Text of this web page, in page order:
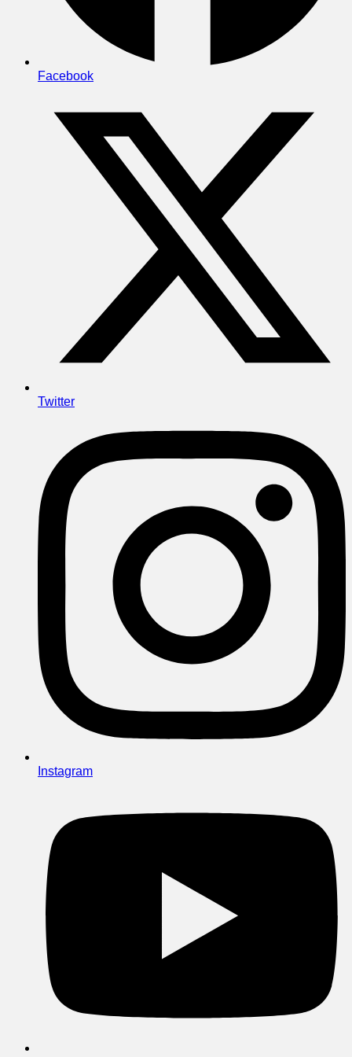
Facebook
Twitter
Instagram